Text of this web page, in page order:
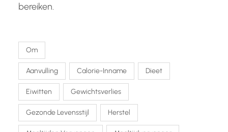
bereiken.
Om
Aanvulling Calorie-Inname Dieet
Eiwitten Gewichtsverlies
Gezonde Levensstijl Herstel